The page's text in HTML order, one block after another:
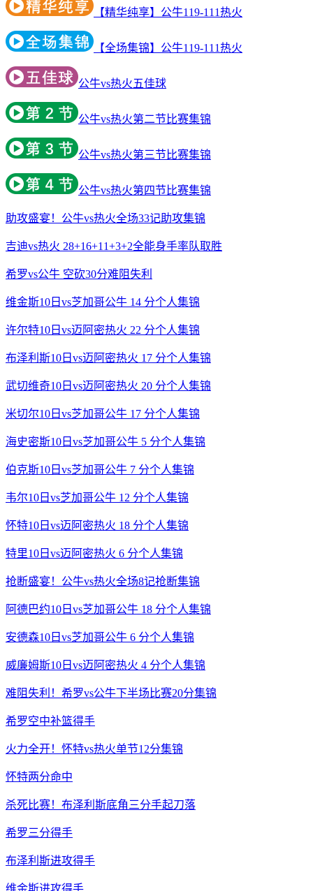
【精华纯享】公牛119-111热火
【全场集锦】公牛119-111热火
公牛vs热火五佳球
公牛vs热火第二节比赛集锦
公牛vs热火第三节比赛集锦
公牛vs热火第四节比赛集锦
助攻盛宴！公牛vs热火全场33记助攻集锦
吉迪vs热火 28+16+11+3+2全能身手率队取胜
希罗vs公牛 空砍30分难阻失利
维金斯10日vs芝加哥公牛 14 分个人集锦
许尔特10日vs迈阿密热火 22 分个人集锦
布泽利斯10日vs迈阿密热火 17 分个人集锦
武切维奇10日vs迈阿密热火 20 分个人集锦
米切尔10日vs芝加哥公牛 17 分个人集锦
海史密斯10日vs芝加哥公牛 5 分个人集锦
伯克斯10日vs芝加哥公牛 7 分个人集锦
韦尔10日vs芝加哥公牛 12 分个人集锦
怀特10日vs迈阿密热火 18 分个人集锦
特里10日vs迈阿密热火 6 分个人集锦
抢断盛宴！公牛vs热火全场8记抢断集锦
阿德巴约10日vs芝加哥公牛 18 分个人集锦
安德森10日vs芝加哥公牛 6 分个人集锦
威廉姆斯10日vs迈阿密热火 4 分个人集锦
难阻失利！希罗vs公牛下半场比赛20分集锦
希罗空中补篮得手
火力全开！怀特vs热火单节12分集锦
怀特两分命中
杀死比赛！布泽利斯底角三分手起刀落
希罗三分得手
布泽利斯进攻得手
维金斯进攻得手